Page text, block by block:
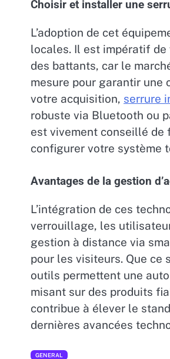
Choisir et installer une
L’adoption de cet
locales. Il est impératif de
des battants, car le
mesure pour garantir une
votre acquisition, serrure
robuste via Bluetooth ou
est vivement conseillé
configurer votre système
Avantages de la gestion
L’intégration de ces
verrouillage, les
gestion à distance via
pour les visiteurs. Que ce
outils permettent une
misant sur des produits
contribue à élever le
dernières avancées
GENERAL